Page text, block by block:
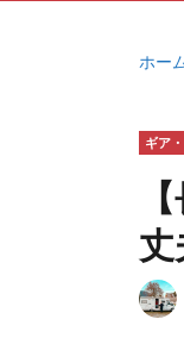
ホー
ギア